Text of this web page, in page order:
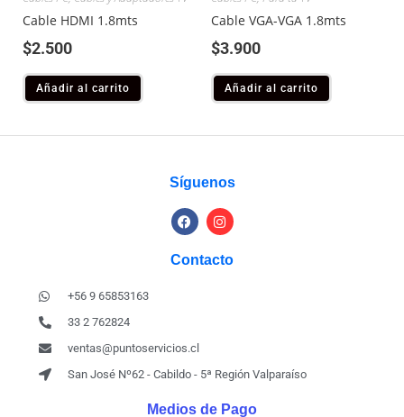
Cable HDMI 1.8mts
$2.500
Añadir al carrito
Cable VGA-VGA 1.8mts
$3.900
Añadir al carrito
Síguenos
Contacto
+56 9 65853163
33 2 762824
ventas@puntoservicios.cl
San José Nº62 - Cabildo - 5ª Región Valparaíso
Medios de Pago